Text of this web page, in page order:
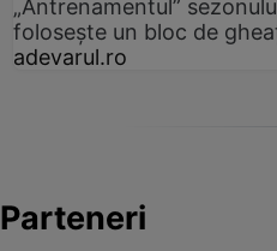
„Antrenamentul”
folosește un bloc de
adevarul.ro
Parteneri